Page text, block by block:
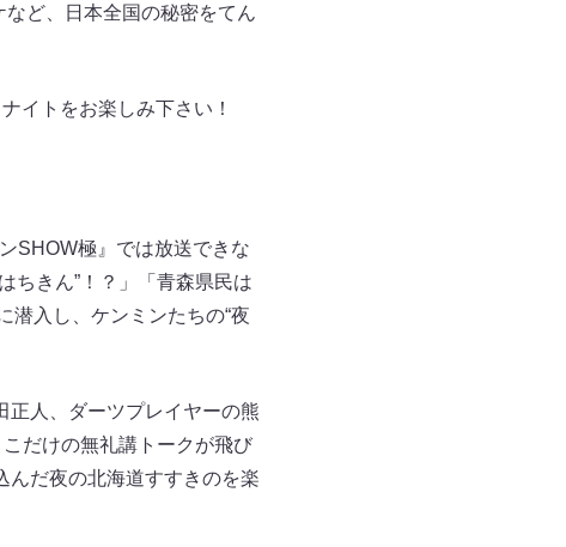
ど、日本全国の秘密をてん
イトをお楽しみ下さい！
SHOW極』では放送できな
ちきん”！？」「青森県民は
潜入し、ケンミンたちの“夜
正人、ダーツプレイヤーの熊
だけの無礼講トークが飛び
だ夜の北海道すすきのを楽